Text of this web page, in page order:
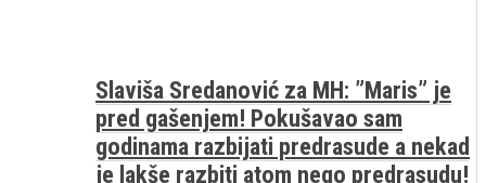
Slaviša Sredanović za MH: ”Maris” je
pred gašenjem! Pokušavao sam
godinama razbijati predrasude a nekad
je lakše razbiti atom nego predrasudu!